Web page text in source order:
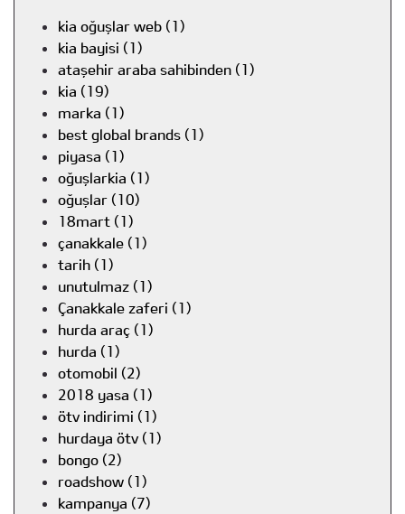
kia oğuşlar web (1)
kia bayisi (1)
ataşehir araba sahibinden (1)
kia (19)
marka (1)
best global brands (1)
piyasa (1)
oğuşlarkia (1)
oğuşlar (10)
18mart (1)
çanakkale (1)
tarih (1)
unutulmaz (1)
Çanakkale zaferi (1)
hurda araç (1)
hurda (1)
otomobil (2)
2018 yasa (1)
ötv indirimi (1)
hurdaya ötv (1)
bongo (2)
roadshow (1)
kampanya (7)